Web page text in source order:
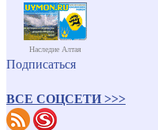
Наследие Алтая
Подписаться
ВСЕ СОЦСЕТИ >>>